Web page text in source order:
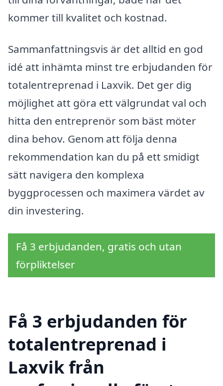
kommer till kvalitet och kostnad.
Sammanfattningsvis är det alltid en god
idé att inhämta minst tre erbjudanden för
totalentreprenad i Laxvik. Det ger dig
möjlighet att göra ett välgrundat val och
hitta den entreprenör som bäst möter
dina behov. Genom att följa denna
rekommendation kan du på ett smidigt
sätt navigera den komplexa
byggprocessen och maximera värdet av
din investering.
Få 3 erbjudanden, gratis och utan
förpliktelser
Få 3 erbjudanden för
totalentreprenad i
Laxvik från